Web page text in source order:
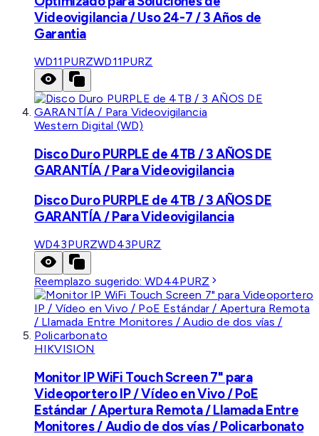
Videovigilancia / Uso 24-7 / 3 Años de
Garantia
WD11PURZWD11PURZ
Western Digital (WD)
Disco Duro PURPLE de 4TB / 3 AÑOS DE
GARANTÍA / Para Videovigilancia
Disco Duro PURPLE de 4TB / 3 AÑOS DE
GARANTÍA / Para Videovigilancia
WD43PURZWD43PURZ
Reemplazo sugerido:WD44PURZ
HIKVISION
Monitor IP WiFi Touch Screen 7" para
Videoportero IP / Vídeo en Vivo / PoE
Estándar / Apertura Remota / Llamada Entre
Monitores / Audio de dos vías / Policarbonato